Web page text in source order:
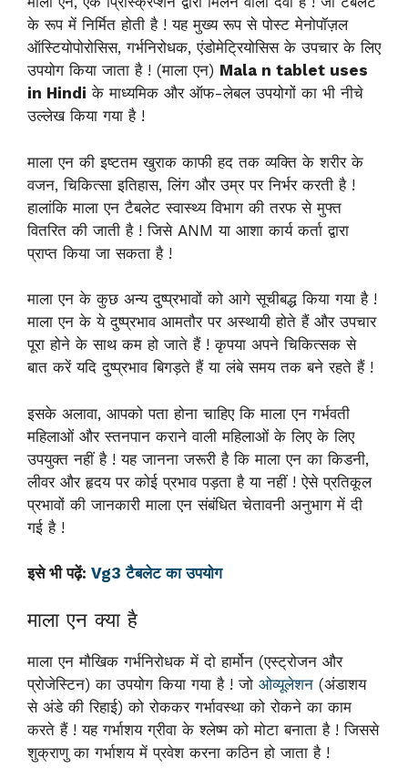
के रूप में निर्मित होती है ! यह मुख्य रूप से पोस्ट मेनोपॉज़ल
ऑस्टियोपोरोसिस, गर्भनिरोधक, एंडोमेट्रियोसिस के उपचार के लिए
उपयोग किया जाता है ! (माला एन) Mala n tablet uses
in Hindi के माध्यमिक और ऑफ-लेबल उपयोगों का भी नीचे
उल्लेख किया गया है !
माला एन की इष्टतम खुराक काफी हद तक व्यक्ति के शरीर के
वजन, चिकित्सा इतिहास, लिंग और उम्र पर निर्भर करती है !
हालांकि माला एन टैबलेट स्वास्थ्य विभाग की तरफ से मुफ्त
वितरित की जाती है ! जिसे ANM या आशा कार्य कर्ता द्वारा
प्राप्त किया जा सकता है !
माला एन के कुछ अन्य दुष्प्रभावों को आगे सूचीबद्ध किया गया है !
माला एन के ये दुष्प्रभाव आमतौर पर अस्थायी होते हैं और उपचार
पूरा होने के साथ कम हो जाते हैं ! कृपया अपने चिकित्सक से
बात करें यदि दुष्प्रभाव बिगड़ते हैं या लंबे समय तक बने रहते हैं !
इसके अलावा, आपको पता होना चाहिए कि माला एन गर्भवती
महिलाओं और स्तनपान कराने वाली महिलाओं के लिए के लिए
उपयुक्त नहीं है ! यह जानना जरूरी है कि माला एन का किडनी,
लीवर और हृदय पर कोई प्रभाव पड़ता है या नहीं ! ऐसे प्रतिकूल
प्रभावों की जानकारी माला एन संबंधित चेतावनी अनुभाग में दी
गई है !
इसे भी पढ़ें: Vg3 टैबलेट का उपयोग
माला एन क्या है
माला एन मौखिक गर्भनिरोधक में दो हार्मोन (एस्ट्रोजन और
प्रोजेस्टिन) का उपयोग किया गया है ! जो ओव्यूलेशन (अंडाशय
से अंडे की रिहाई) को रोककर गर्भावस्था को रोकने का काम
करते हैं ! यह गर्भाशय ग्रीवा के श्लेष्म को मोटा बनाता है ! जिससे
शुक्राणु का गर्भाशय में प्रवेश करना कठिन हो जाता है !